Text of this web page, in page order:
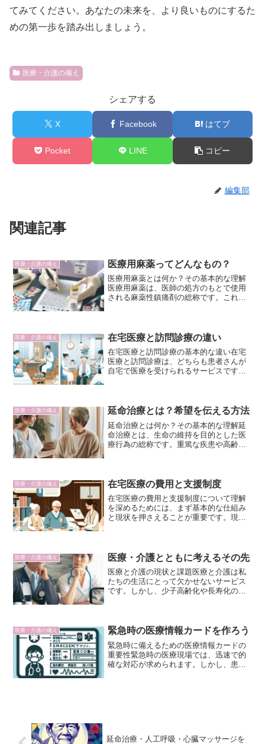
てみてください。あなたの未来を、より良いものにするた
めの第一歩を踏み出しましょう。
医療・介護の備え
シェアする
X Facebook はてブ
Pocket LINE コピー
編集部
関連記事
医療・介護の備え 医療用麻薬ってどんなもの？
医療用麻薬とは何か？その基本的な理解
医療用麻薬は、医師の処方のもとで使用
される麻薬性鎮痛剤の総称です。これら
と聞くと依存性や乱用の恐...
医療・介護の備え 在宅医療と訪問診療の違い
在宅医療と訪問診療の基本的な違い在宅
医療と訪問診療は、どちらも患者さんが
自宅で医療を受けられるサービスです
多職種が連携して継続的なケ...
医療・介護の備え 延命治療とは？希望を伝える方法
延命治療とは何か？その基本的な理解延
命治療とは、生命の維持を目的とした医
療行為の総称です。重篤な疾患や高齢者
吸器の使用、心臓マッサー...
医療・介護の備え 在宅医療の費用と支援制度
在宅医療の費用と支援制度について理解
を深めるためには、まず基本的な仕組み
と現状を押さえることが重要です。現代
る環境を提供するもので、多...
医療・介護の備え 医療・介護とともに考えるその先
医療と介護の現状と課題医療と介護は私
たちの生活にとって欠かせないサービス
です。しかし、少子高齢化や長寿化の進
者さん一人ひとりに合った...
医療・介護の備え 緊急時の医療情報カードを作ろう
緊急時に備えるための医療情報カードの
重要性緊急時の医療現場では、迅速で的
確な対応が求められます。しかし、患者
延命治療・人工呼吸・心臓マッサージを